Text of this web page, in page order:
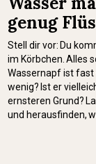
genug
Stell dir vor: Du
im Körbchen. Alles
Wassernapf ist fast
wenig? Ist er
ernsteren Grund?
und herausfinden,